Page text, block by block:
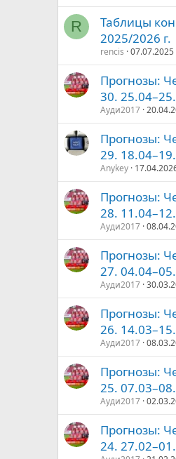
R
Таблицы
2025/2026 г.
rencis 07.07.2025
Прогнозы:
30.
Ауди2017
Прогнозы:
29.
Anykey
Прогнозы:
28.
Ауди2017
Прогнозы:
27.
Ауди2017
Прогнозы:
26.
Ауди2017
Прогнозы:
25.
Ауди2017
Прогнозы:
24.